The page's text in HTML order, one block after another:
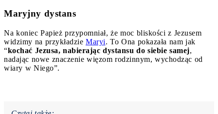
Maryjny dystans
Na koniec Papież przypomniał, że moc bliskości z Jezusem
widzimy na przykładzie Maryi. To Ona pokazała nam jak
“kochać Jezusa, nabierając dystansu do siebie samej,
nadając nowe znaczenie więzom rodzinnym, wychodząc od
wiary w Niego”.